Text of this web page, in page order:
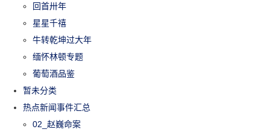
回首卅年
星星千禧
牛转乾坤过大年
缅怀林顿专题
葡萄酒品鉴
暂未分类
热点新闻事件汇总
02_赵巍命案